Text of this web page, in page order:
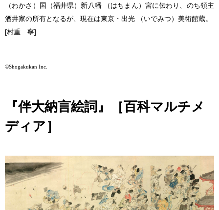
（わかさ）国（福井県）新八幡 （はちまん）宮に伝わり、のち領主
酒井家の所有となるが、現在は東京・出光 （いでみつ）美術館蔵。
[村重 寧]
©Shogakukan Inc.
『伴大納言絵詞』［百科マルチメ
ディア］